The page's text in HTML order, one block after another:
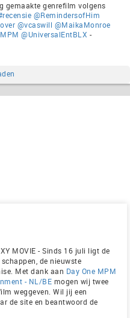
gemaakte genrefilm volgens
@RemindersofHim
@vcaswill @MaikaMonroe
@UniversalEntBLX -
MOVIE - Sinds 16 juli ligt de
schappen, de nieuwste
Met dank aan Day One MPM
- NL/BE mogen wij twee
weggeven. Wil jij een
de site en beantwoord de